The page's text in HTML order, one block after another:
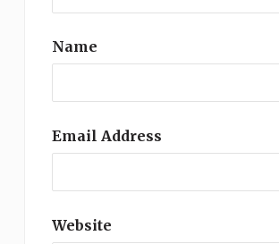
Name
Email Address
Website